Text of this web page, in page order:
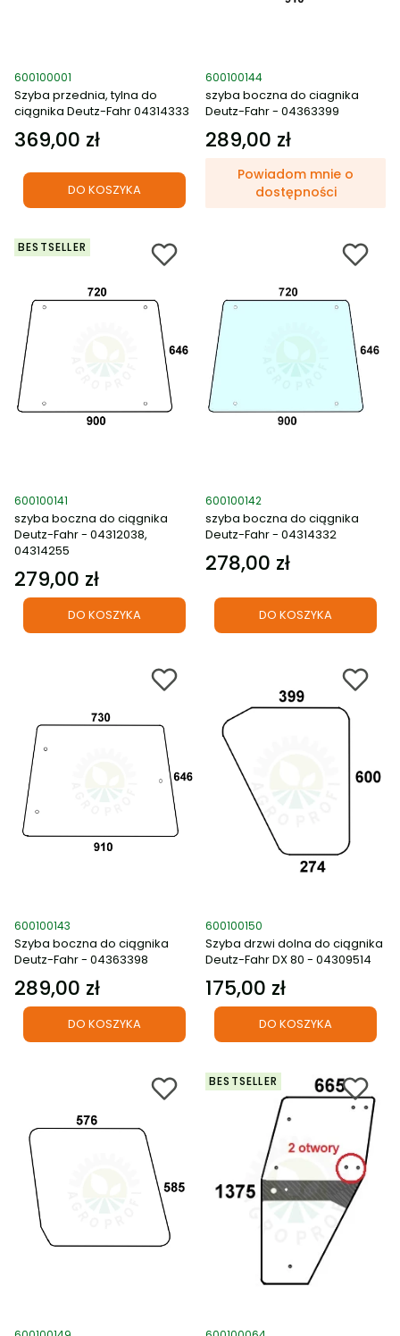
Kod produktu
600100001
Szyba przednia, tylna do
ciągnika Deutz-Fahr 04314333
Cena
369,00 zł
DO KOSZYKA
Kod produktu
600100144
szyba boczna do ciagnika
Deutz-Fahr - 04363399
Cena
289,00 zł
Powiadom mnie o
dostępności
BESTSELLER
Kod produktu
600100141
szyba boczna do ciągnika
Deutz-Fahr - 04312038,
04314255
Cena
279,00 zł
DO KOSZYKA
Kod produktu
600100142
szyba boczna do ciągnika
Deutz-Fahr - 04314332
Cena
278,00 zł
DO KOSZYKA
Kod produktu
600100143
Szyba boczna do ciągnika
Deutz-Fahr - 04363398
Cena
289,00 zł
DO KOSZYKA
Kod produktu
600100150
Szyba drzwi dolna do ciągnika
Deutz-Fahr DX 80 - 04309514
Cena
175,00 zł
DO KOSZYKA
Kod produktu
BESTSELLER
Kod produktu